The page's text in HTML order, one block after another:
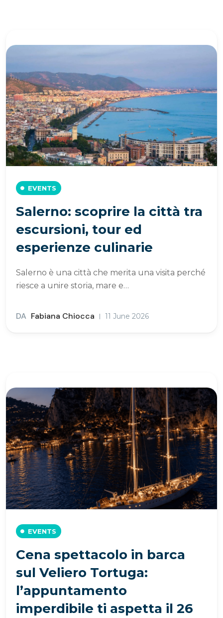
EVENTS
Salerno: scoprire la città tra
escursioni, tour ed
esperienze culinarie
Salerno è una città che merita una visita perché
riesce a unire storia, mare e…
DA Fabiana Chiocca 11 June 2026
EVENTS
Cena spettacolo in barca
sul Veliero Tortuga:
l’appuntamento
imperdibile ti aspetta il 26